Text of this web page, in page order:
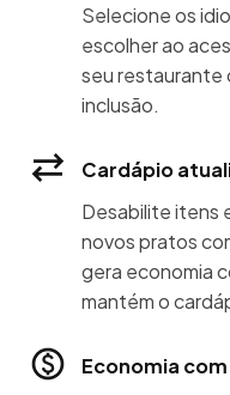
Selecione os
escolher ao
seu restaurante
inclusão.
Cardápio
Desabilite itens
novos pratos
gera economia
mantém o
Economia